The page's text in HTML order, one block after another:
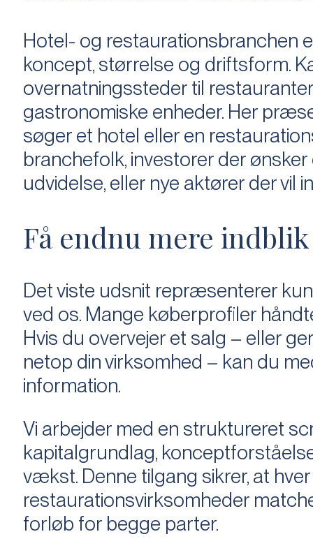
Hotel- og restaurationsbranchen
koncept, størrelse og driftsform.
overnatningssteder til
gastronomiske enheder. Her præ
søger et hotel eller en
branchefolk, investorer der ø
udvidelse, eller nye aktører der vil
Få endnu mere
Det viste udsnit repræsenterer
ved os. Mange køberprofiler hå
Hvis du overvejer et salg – eller
netop din virksomhed – kan du
information.
Vi arbejder med en struktureret
kapitalgrundlag, konceptforstå
vækst. Denne tilgang sikrer, at
restaurationsvirksomheder
forløb for begge parter.